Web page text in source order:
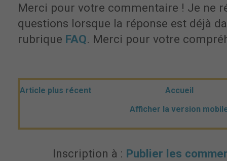
Merci pour votre commentaire ! Je ne
questions lorsque la réponse est déjà
rubrique FAQ. Merci pour votre
Article plus récent
Accueil
Afficher la version
Inscription à : Publier les